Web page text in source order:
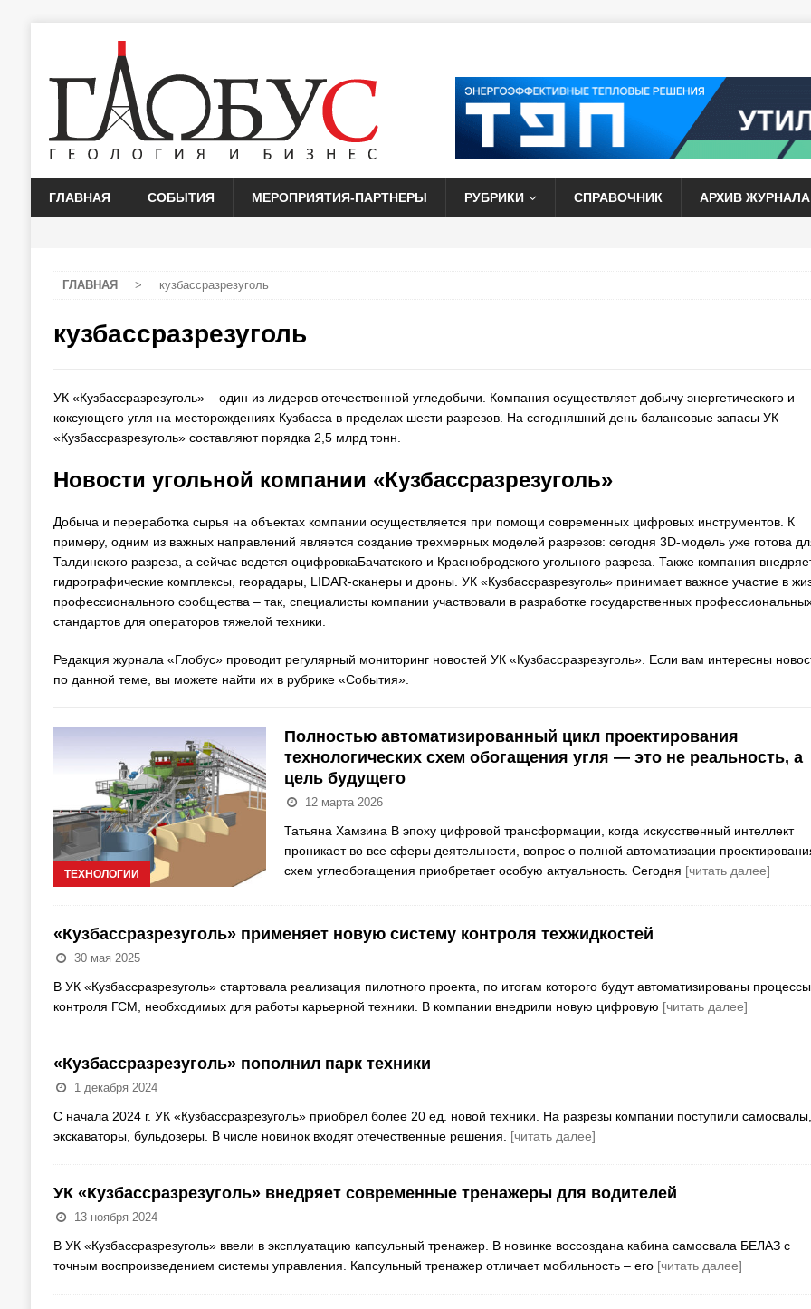
ГЛАВНАЯ СОБЫТИЯ МЕРОПРИЯТИЯ-ПАРТНЕРЫ РУБРИКИ СПРАВОЧНИК АРХИВ ЖУРНАЛА
ГЛАВНАЯ > кузбассразрезуголь
кузбассразрезуголь
УК «Кузбассразрезуголь» – один из лидеров отечественной угледобычи. Компания осуществляет добычу энергетического и
коксующего угля на месторождениях Кузбасса в пределах шести разрезов. На сегодняшний день балансовые запасы УК
«Кузбассразрезуголь» составляют порядка 2,5 млрд тонн.
Новости угольной компании «Кузбассразрезуголь»
Добыча и переработка сырья на объектах компании осуществляется при помощи современных цифровых инструментов. К
примеру, одним из важных направлений является создание трехмерных моделей разрезов: сегодня 3D-модель уже готова
Талдинского разреза, а сейчас ведется оцифровкаБачатского и Краснобродского угольного разреза. Также компания
гидрографические комплексы, георадары, LIDAR-сканеры и дроны. УК «Кузбассразрезуголь» принимает важное участие в
профессионального сообщества – так, специалисты компании участвовали в разработке государственных
стандартов для операторов тяжелой техники.
Редакция журнала «Глобус» проводит регулярный мониторинг новостей УК «Кузбассразрезуголь». Если вам интересны
по данной теме, вы можете найти их в рубрике «События».
ТЕХНОЛОГИИ
Полностью автоматизированный цикл проектирования
технологических схем обогащения угля — это не реальность, а
цель будущего
12 марта 2026
Татьяна Хамзина В эпоху цифровой трансформации, когда искусственный интеллект
проникает во все сферы деятельности, вопрос о полной автоматизации
схем углеобогащения приобретает особую актуальность. Сегодня [читать далее]
«Кузбассразрезуголь» применяет новую систему контроля техжидкостей
30 мая 2025
В УК «Кузбассразрезуголь» стартовала реализация пилотного проекта, по итогам которого будут автоматизированы процессы
контроля ГСМ, необходимых для работы карьерной техники. В компании внедрили новую цифровую [читать далее]
«Кузбассразрезуголь» пополнил парк техники
1 декабря 2024
С начала 2024 г. УК «Кузбассразрезуголь» приобрел более 20 ед. новой техники. На разрезы компании поступили самосвалы,
экскаваторы, бульдозеры. В числе новинок входят отечественные решения. [читать далее]
УК «Кузбассразрезуголь» внедряет современные тренажеры для водителей
13 ноября 2024
В УК «Кузбассразрезуголь» ввели в эксплуатацию капсульный тренажер. В новинке воссоздана кабина самосвала БЕЛАЗ с
точным воспроизведением системы управления. Капсульный тренажер отличает мобильность – его [читать далее]